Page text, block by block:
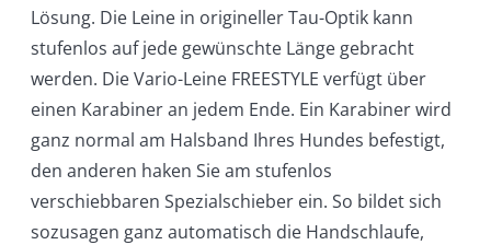
Lösung. Die Leine in origineller Tau-Optik kann
stufenlos auf jede gewünschte Länge gebracht
werden. Die Vario-Leine FREESTYLE verfügt über
einen Karabiner an jedem Ende. Ein Karabiner wird
ganz normal am Halsband Ihres Hundes befestigt,
den anderen haken Sie am stufenlos
verschiebbaren Spezialschieber ein. So bildet sich
sozusagen ganz automatisch die Handschlaufe,